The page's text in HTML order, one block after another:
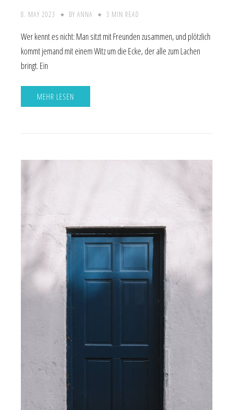
8. MAY 2023 BY ANNA 3 MIN READ
Wer kennt es nicht: Man sitzt mit Freunden zusammen, und plötzlich
kommt jemand mit einem Witz um die Ecke, der alle zum Lachen
bringt. Ein
MEHR LESEN